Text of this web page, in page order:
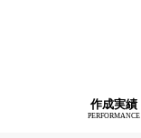
作成実績
PERFORMANCE